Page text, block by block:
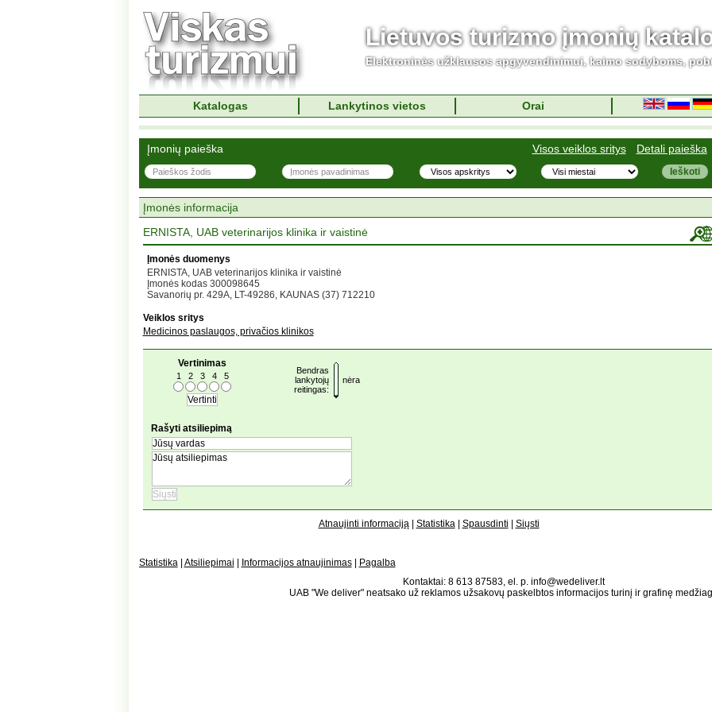
Lietuvos turizmo įmonių
Elektroninės užklausos apgyvendinimui, kaimo sodyboms,
Katalogas Lankytinos vietos Orai
Visos veiklos sritys Detali paieška
Įmonių paieška
Įmonės informacija
ERNISTA, UAB veterinarijos klinika ir vaistinė
Įmonės duomenys
ERNISTA, UAB veterinarijos klinika ir vaistinė
Įmonės kodas 300098645
Savanorių pr. 429A, LT-49286, KAUNAS (37) 712210
Veiklos sritys
Medicinos paslaugos, privačios klinikos
Vertinimas
1 2 3 4 5
Bendras
lankytojų
reitingas:
nėra
Rašyti atsiliepimą
Atnaujinti informaciją| Statistika| Spausdinti Siųsti
Statistika Atsiliepimai Informacijos atnaujinimas|
Pagalba
Kontaktai: 8 613 87583, el. p. info@wedeliver.lt
UAB "We deliver" neatsako už reklamos užsakovų paskelbtos informacijos turinį ir grafinę